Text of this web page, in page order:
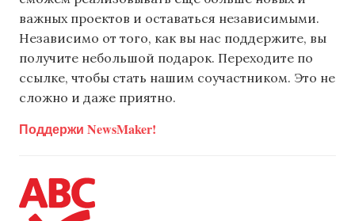
важных проектов и оставаться независимыми.
Независимо от того, как вы нас поддержите, вы
получите небольшой подарок. Переходите по
ссылке, чтобы стать нашим соучастником. Это не
сложно и даже приятно.
Поддержи NewsMaker!